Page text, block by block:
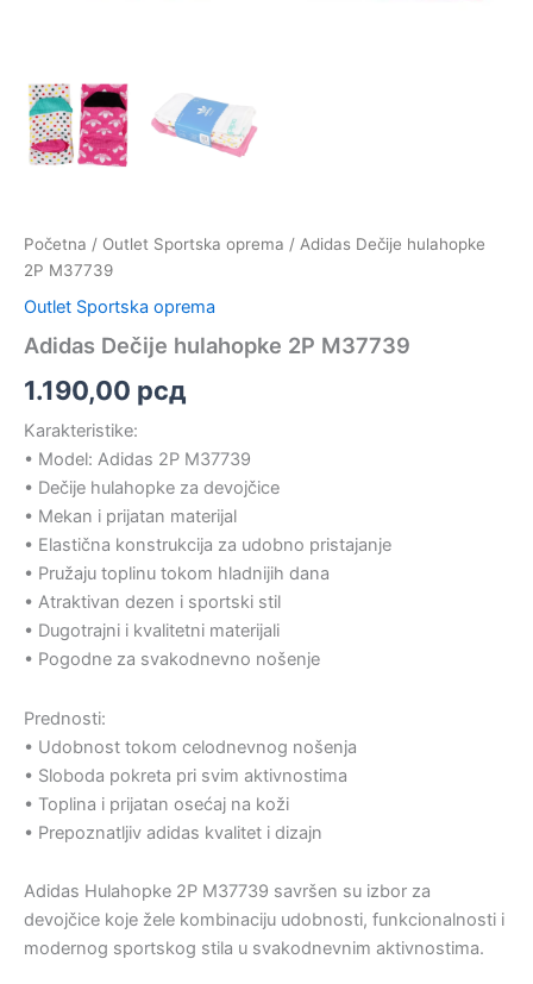
Početna / Outlet Sportska oprema / Adidas Dečije hulahopke
2P M37739
Outlet Sportska oprema
Adidas Dečije hulahopke 2P M37739
1.190,00 рсд
Karakteristike:
• Model: Adidas 2P M37739
• Dečije hulahopke za devojčice
• Mekan i prijatan materijal
• Elastična konstrukcija za udobno pristajanje
• Pružaju toplinu tokom hladnijih dana
• Atraktivan dezen i sportski stil
• Dugotrajni i kvalitetni materijali
• Pogodne za svakodnevno nošenje
Prednosti:
• Udobnost tokom celodnevnog nošenja
• Sloboda pokreta pri svim aktivnostima
• Toplina i prijatan osećaj na koži
• Prepoznatljiv adidas kvalitet i dizajn
Adidas Hulahopke 2P M37739 savršen su izbor za
devojčice koje žele kombinaciju udobnosti, funkcionalnosti i
modernog sportskog stila u svakodnevnim aktivnostima.